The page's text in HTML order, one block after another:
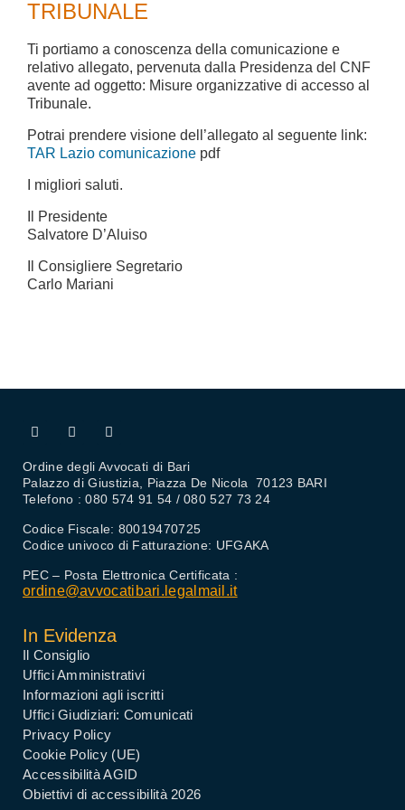
TRIBUNALE
Ti portiamo a conoscenza della comunicazione e
relativo allegato, pervenuta dalla Presidenza del CNF
avente ad oggetto: Misure organizzative di accesso al
Tribunale.
Potrai prendere visione dell’allegato al seguente link:
TAR Lazio comunicazione pdf
I migliori saluti.
Il Presidente
Salvatore D’Aluiso
Il Consigliere Segretario
Carlo Mariani
Ordine degli Avvocati di Bari
Palazzo di Giustizia, Piazza De Nicola 70123 BARI
Telefono : 080 574 91 54 / 080 527 73 24
Codice Fiscale: 80019470725
Codice univoco di Fatturazione: UFGAKA
PEC – Posta Elettronica Certificata :
ordine@avvocatibari.legalmail.it
In Evidenza
Il Consiglio
Uffici Amministrativi
Informazioni agli iscritti
Uffici Giudiziari: Comunicati
Privacy Policy
Cookie Policy (UE)
Accessibilità AGID
Obiettivi di accessibilità 2026